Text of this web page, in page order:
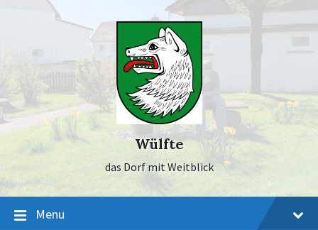
Wülfte
das Dorf mit Weitblick
Menu